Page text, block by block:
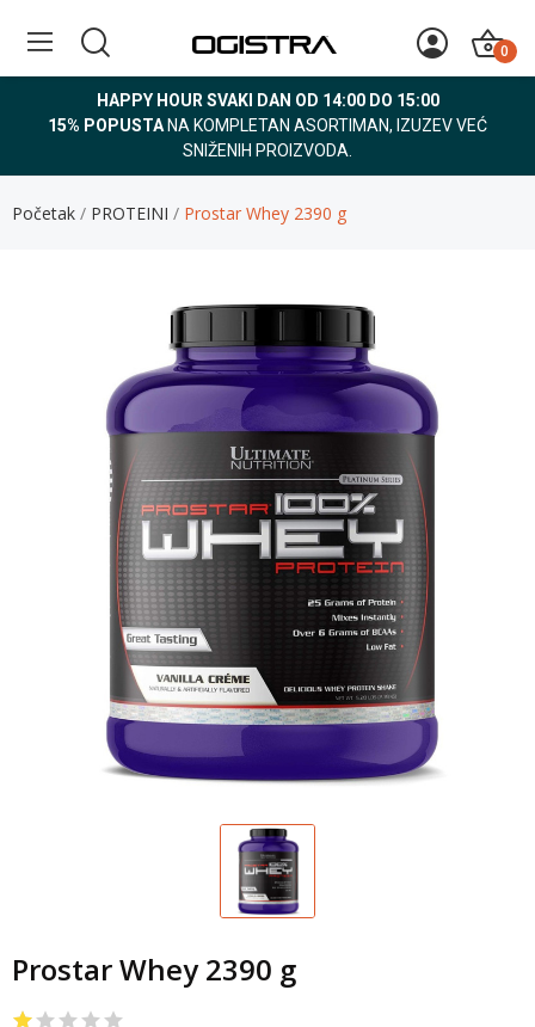
0
HAPPY HOUR SVAKI DAN OD 14:00 DO 15:00
15% POPUSTA NA KOMPLETAN ASORTIMAN, IZUZEV VEĆ
SNIŽENIH PROIZVODA.
Početak PROTEINI Prostar Whey 2390 g
Prostar Whey 2390 g